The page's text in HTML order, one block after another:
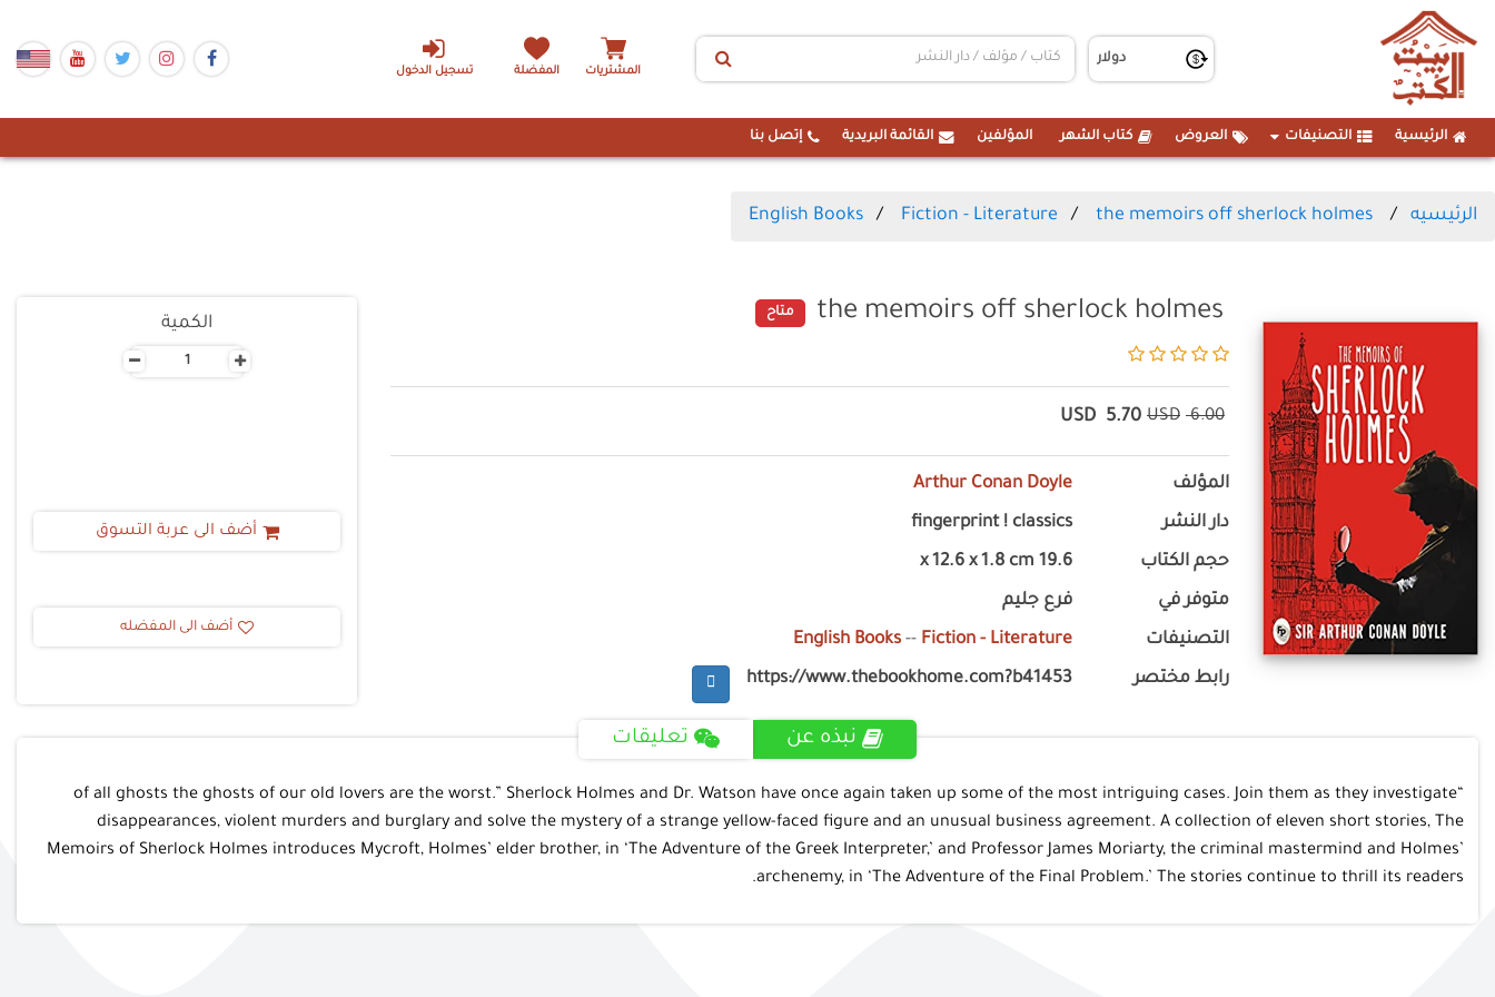
تسجيل الدخول المشتريات المفضلة
الرئيسية التصنيفات العروض كتاب الشهر المؤلفين القائمة البريدية إتصل بنا
الرئيسيه English Books Fiction - Literature the memoirs off sherlock holmes
the memoirs off sherlock holmes متاح
6.00
USD
5.70
USD
المؤلف Arthur Conan Doyle
دار النشر fingerprint ! classics
حجم الكتاب 19.6 x 12.6 x 1.8 cm
متوفر في فرع جليم
التصنيفات English Books -- Fiction - Literature
رابط مختصر https://www.thebookhome.com?b41453
الكمية
- +
أضف الى عربة التسوق
أضف الى المفضله
نبذه عن تعليقات
“of all ghosts the ghosts of our old lovers are the worst.” Sherlock Holmes and Dr. Watson have once again taken up some of the most intriguing cases. Join them as they investigate
disappearances, violent murders and burglary and solve the mystery of a strange yellow-faced figure and an unusual business agreement. A collection of eleven short stories, The
Memoirs of Sherlock Holmes introduces Mycroft, Holmes’ elder brother, in ‘The Adventure of the Greek Interpreter,’ and Professor James Moriarty, the criminal mastermind and Holmes’
archenemy, in ‘The Adventure of the Final Problem.’ The stories continue to thrill its readers.